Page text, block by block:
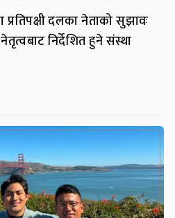
प्रतिपक्षी दलका नेताको सुझावः
निर्देशित हुने संस्था